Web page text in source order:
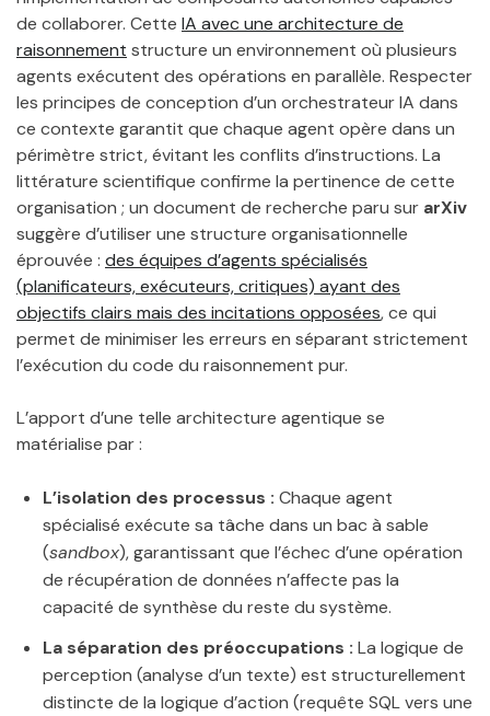
de collaborer. Cette IA avec une architecture de
raisonnement structure un environnement où plusieurs
agents exécutent des opérations en parallèle. Respecter
les principes de conception d’un orchestrateur IA dans
ce contexte garantit que chaque agent opère dans un
périmètre strict, évitant les conflits d’instructions. La
littérature scientifique confirme la pertinence de cette
organisation ; un document de recherche paru sur arXiv
suggère d’utiliser une structure organisationnelle
éprouvée : des équipes d’agents spécialisés
(planificateurs, exécuteurs, critiques) ayant des
objectifs clairs mais des incitations opposées, ce qui
permet de minimiser les erreurs en séparant strictement
l’exécution du code du raisonnement pur.
L’apport d’une telle architecture agentique se
matérialise par :
L’isolation des processus : Chaque agent
spécialisé exécute sa tâche dans un bac à sable
(sandbox), garantissant que l’échec d’une opération
de récupération de données n’affecte pas la
capacité de synthèse du reste du système.
La séparation des préoccupations : La logique de
perception (analyse d’un texte) est structurellement
distincte de la logique d’action (requête SQL vers une